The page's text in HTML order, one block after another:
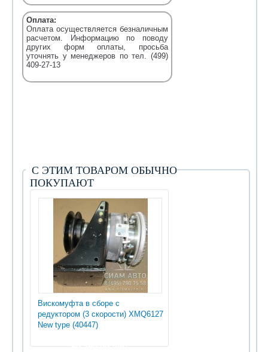
Оплата:
Оплата осуществляется безналичным
расчетом. Информацию по поводу
других форм оплаты, просьба
уточнять у менеджеров по тел. (499)
409-27-13
С ЭТИМ ТОВАРОМ ОБЫЧНО
ПОКУПАЮТ
Вискомуфта в сборе с
редуктором (3 скорости) XMQ6127
New type (40447)
50 250.00 руб